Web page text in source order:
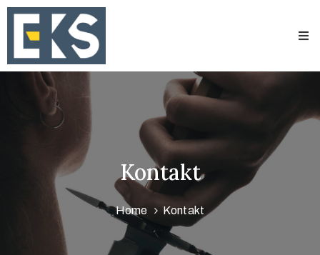
Startseite
Aufenthalt
Kontakt
Home Kontakt